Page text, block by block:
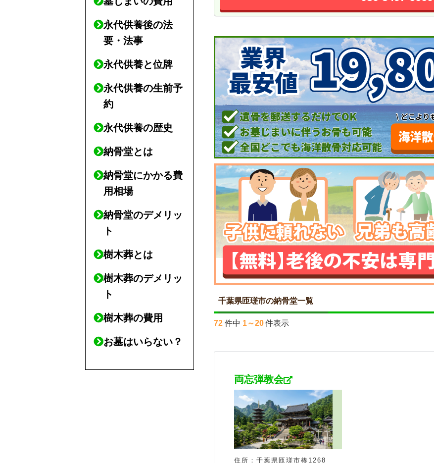
千葉県匝瑳市の納骨堂一覧
72 件中 1～20 件表示
両忘弾教会
住所：千葉県匝瑳市椿1268
永代供養後の法
要・法事
永代供養と位牌
永代供養の生前予
約
永代供養の歴史
納骨堂とは
納骨堂にかかる費
用相場
納骨堂のデメリッ
ト
樹木葬とは
樹木葬のデメリッ
ト
樹木葬の費用
お墓はいらない？